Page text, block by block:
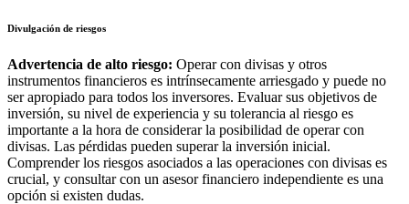
Divulgación de riesgos
Advertencia de alto riesgo: Operar con divisas y otros
instrumentos financieros es intrínsecamente arriesgado y puede no
ser apropiado para todos los inversores. Evaluar sus objetivos de
inversión, su nivel de experiencia y su tolerancia al riesgo es
importante a la hora de considerar la posibilidad de operar con
divisas. Las pérdidas pueden superar la inversión inicial.
Comprender los riesgos asociados a las operaciones con divisas es
crucial, y consultar con un asesor financiero independiente es una
opción si existen dudas.